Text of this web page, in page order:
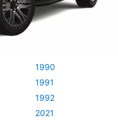
1990
1991
1992
2021